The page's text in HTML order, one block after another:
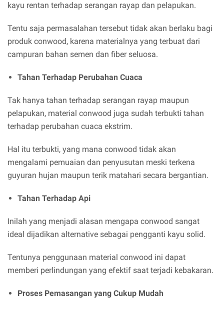
kayu rentan terhadap serangan rayap dan pelapukan.
Tentu saja permasalahan tersebut tidak akan berlaku bagi
produk conwood, karena materialnya yang terbuat dari
campuran bahan semen dan fiber seluosa.
Tahan Terhadap Perubahan Cuaca
Tak hanya tahan terhadap serangan rayap maupun
pelapukan, material conwood juga sudah terbukti tahan
terhadap perubahan cuaca ekstrim.
Hal itu terbukti, yang mana conwood tidak akan
mengalami pemuaian dan penyusutan meski terkena
guyuran hujan maupun terik matahari secara bergantian.
Tahan Terhadap Api
Inilah yang menjadi alasan mengapa conwood sangat
ideal dijadikan alternative sebagai pengganti kayu solid.
Tentunya penggunaan material conwood ini dapat
memberi perlindungan yang efektif saat terjadi kebakaran.
Proses Pemasangan yang Cukup Mudah